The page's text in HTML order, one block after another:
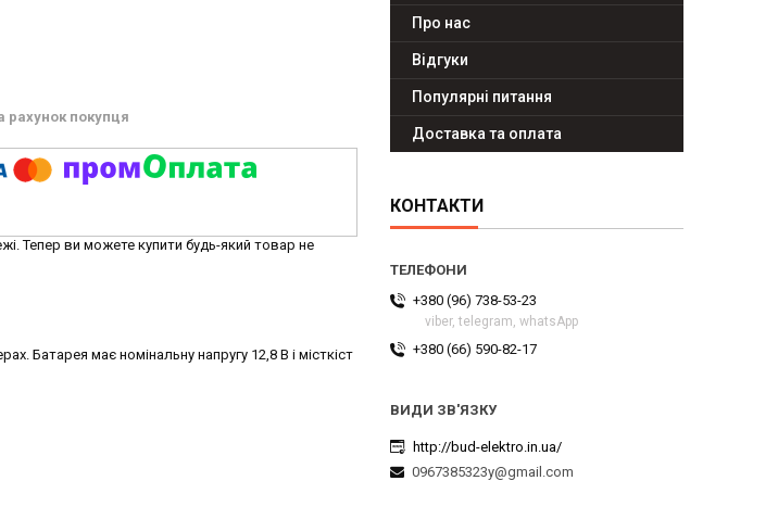
рахунок покупця
Тепер ви можете купити будь-який товар не
Батарея має номінальну напругу 12,8 В і місткіст
Про нас
Відгуки
Популярні питання
Доставка та оплата
КОНТАКТИ
+380 (96) 738-53-23
viber, telegram, whatsApp
+380 (66) 590-82-17
http://bud-elektro.in.ua/
0967385323y@gmail.com